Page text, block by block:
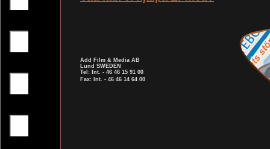
Add Film & Media AB
Lund SWEDEN
Tel: Int. - 46 46 15 91 00
Fax: Int. - 46 46 14 64 00